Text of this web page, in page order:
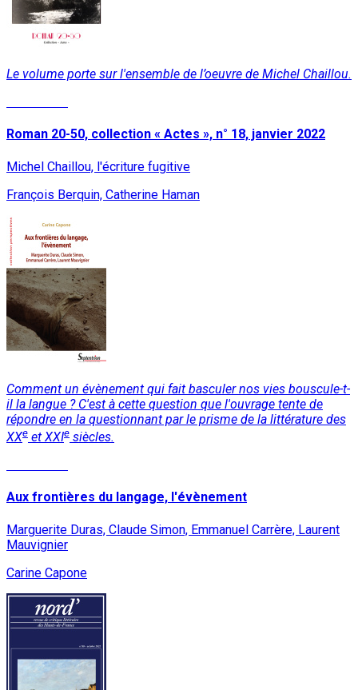
Le volume porte sur l'ensemble de l’oeuvre de Michel Chaillou.
Roman 20-50, collection « Actes », n° 18, janvier 2022
Michel Chaillou, l'écriture fugitive
François Berquin, Catherine Haman
Comment un évènement qui fait basculer nos vies bouscule-t-
il la langue ? C'est à cette question que l'ouvrage tente de
répondre en la questionnant par le prisme de la littérature des
XXe et XXIe siècles.
Aux frontières du langage, l'évènement
Marguerite Duras, Claude Simon, Emmanuel Carrère, Laurent
Mauvignier
Carine Capone